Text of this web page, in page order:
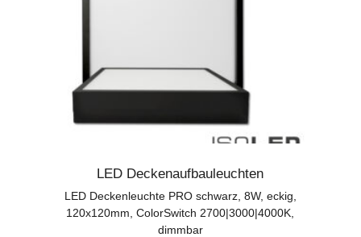
LED Deckenaufbauleuchten
LED Deckenleuchte PRO schwarz, 8W, eckig,
120x120mm, ColorSwitch 2700|3000|4000K,
dimmbar